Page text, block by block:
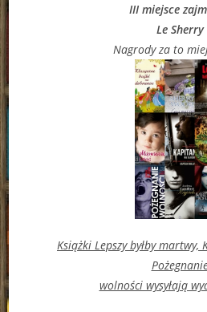
III miejsce
Le Sherry
Nagrody za to
Książki Lepszy byłby martwy,
wolności wysyłają